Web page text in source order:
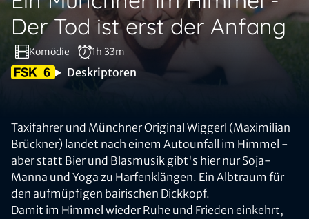
Der Tod ist erst der Anfang
Komödie 1h 33m
Deskriptoren
Taxifahrer und Münchner Original Wiggerl (Maximilian
Brückner) landet nach einem Autounfall im Himmel -
aber statt Bier und Blasmusik gibt's hier nur Soja-
Manna und Yoga zu Harfenklängen. Ein Albtraum für
den aufmüpfigen bairischen Dickkopf.
Damit im Himmel wieder Ruhe und Frieden einkehrt,